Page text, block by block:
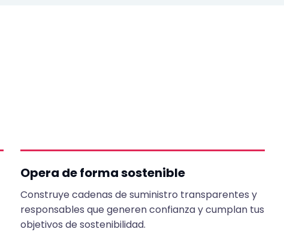
Opera de forma sostenible
Construye cadenas de suministro transparentes y
responsables que generen confianza y cumplan tus
objetivos de sostenibilidad.